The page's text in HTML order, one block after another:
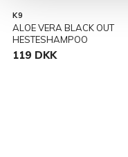
K9
ALOE VERA BLACK OUT
HESTESHAMPOO
119 DKK